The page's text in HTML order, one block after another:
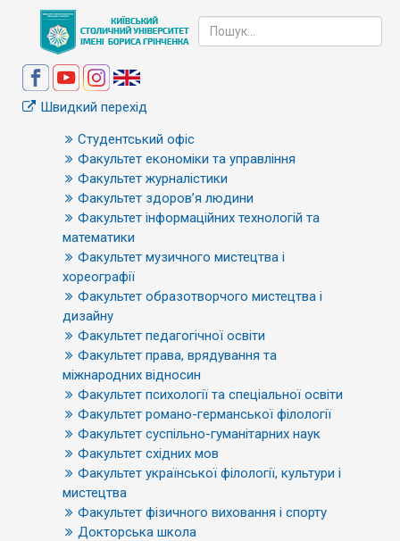
Швидкий перехід
Студентський офіс
Факультет економіки та управління
Факультет журналістики
Факультет здоров’я людини
Факультет інформаційних технологій та
математики
Факультет музичного мистецтва і
хореографії
Факультет образотворчого мистецтва і
дизайну
Факультет педагогічної освіти
Факультет права, врядування та
міжнародних відносин
Факультет психології та спеціальної освіти
Факультет романо-германської філології
Факультет суспільно-гуманітарних наук
Факультет східних мов
Факультет української філології, культури і
мистецтва
Факультет фізичного виховання і спорту
Докторська школа